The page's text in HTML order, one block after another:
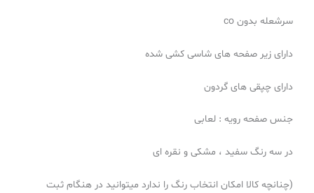
سرشعله بدون co
دارای زیر صفحه های شاسی کشی شده
دارای چپقی های گردون
جنس صفحه رویه : لعابی
در سه رنگ سفید ، مشکی و نقره ای
(چنانچه کالا امکان انتخاب رنگ را ندارد میتوانید در هنگام ثبت